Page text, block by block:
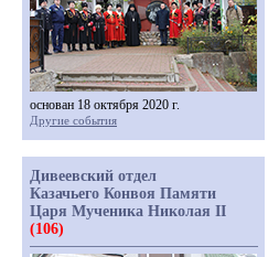
основан 18 октября 2020 г.
Другие события
Дивеевский отдел
Казачьего Конвоя Памяти
Царя Мученика Николая II
(106)